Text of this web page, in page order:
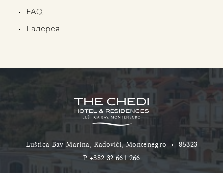
FAQ
Галерея
Luštica Bay Marina, Radovići, Montenegro •85323
P +382 32 661 266